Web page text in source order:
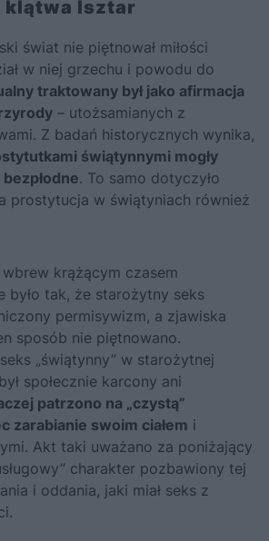
klątwa Isztar
świat nie piętnował miłości
w niej grzechu i powodu do
traktowany był jako afirmacja
– utożsamianych z
Z badań historycznych wynika,
świątynnymi mogły
. To samo dotyczyło
prostytucja w świątyniach również
krążącym czasem
było tak, że starożytny seks
permisywizm, a zjawiska
sposób nie piętnowano.
„świątynny” w starożytnej
społecznie karcony ani
patrzono na „czystą”
zarabianie swoim ciałem i
Akt taki uważano za poniżający
charakter pozbawiony tej
i oddania, jaki miał seks z